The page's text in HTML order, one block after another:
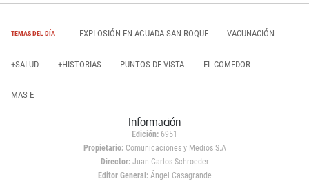
TEMAS DEL DÍA EXPLOSIÓN EN AGUADA SAN ROQUE VACUNACIÓN
+SALUD +HISTORIAS PUNTOS DE VISTA EL COMEDOR
MAS E
Información
Edición: 6951
Propietario:Comunicaciones y Medios S.A
Director: Juan Carlos Schroeder
Editor General:Ángel Casagrande